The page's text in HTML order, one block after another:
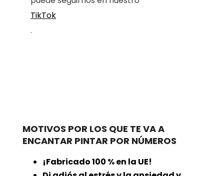
TikTok
.
MOTIVOS POR LOS QUE TE VA A
ENCANTAR PINTAR POR NÚMEROS
¡Fabricado 100 % en la UE!